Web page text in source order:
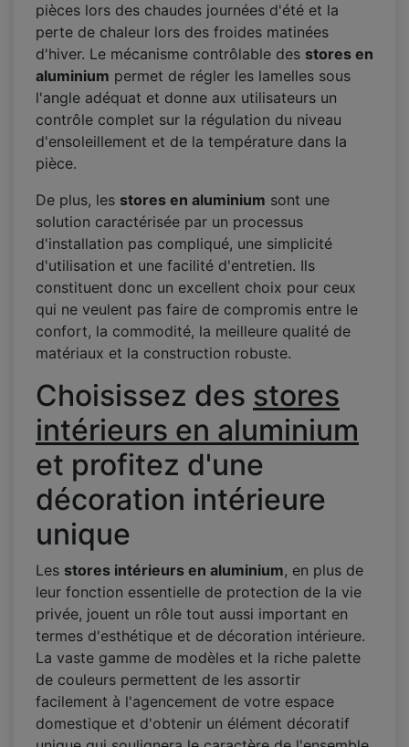
pièces lors des chaudes journées d'été et la
perte de chaleur lors des froides matinées
d'hiver. Le mécanisme contrôlable des stores en
aluminium permet de régler les lamelles sous
l'angle adéquat et donne aux utilisateurs un
contrôle complet sur la régulation du niveau
d'ensoleillement et de la température dans la
pièce.
De plus, les stores en aluminium sont une
solution caractérisée par un processus
d'installation pas compliqué, une simplicité
d'utilisation et une facilité d'entretien. Ils
constituent donc un excellent choix pour ceux
qui ne veulent pas faire de compromis entre le
confort, la commodité, la meilleure qualité de
matériaux et la construction robuste.
Choisissez des stores
intérieurs en aluminium
et profitez d'une
décoration intérieure
unique
Les stores intérieurs en aluminium, en plus de
leur fonction essentielle de protection de la vie
privée, jouent un rôle tout aussi important en
termes d'esthétique et de décoration intérieure.
La vaste gamme de modèles et la riche palette
de couleurs permettent de les assortir
facilement à l'agencement de votre espace
domestique et d'obtenir un élément décoratif